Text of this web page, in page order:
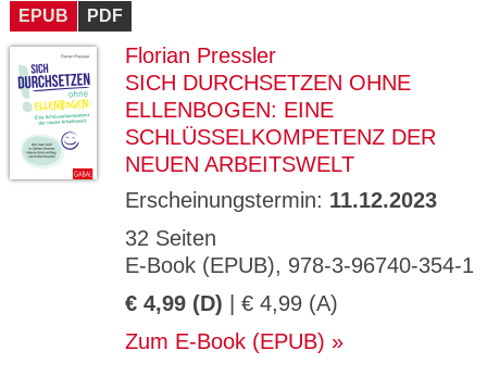
EPUB PDF
Florian Pressler
SICH DURCHSETZEN OHNE
ELLENBOGEN: EINE
SCHLÜSSELKOMPETENZ DER
NEUEN ARBEITSWELT
Erscheinungstermin: 11.12.2023
32 Seiten
E-Book (EPUB), 978-3-96740-354-1
€ 4,99 (D) | € 4,99 (A)
Zum E-Book (EPUB)